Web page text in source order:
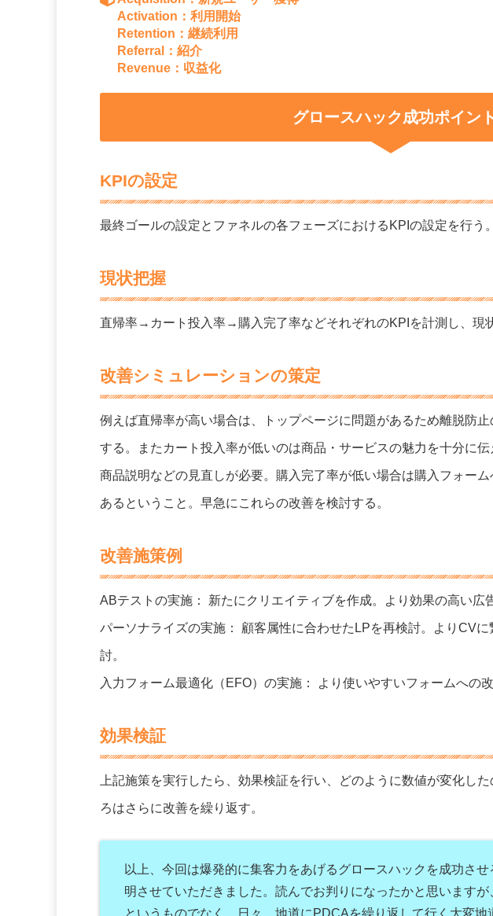
Activation：利用開始
Retention：継続利用
Referral：紹介
Revenue：収益化
グロースハック成功ポイント
KPIの設定
最終ゴールの設定とファネルの各フェーズにおけるKPIの設定を行う。
現状把握
直帰率→カート投入率→購入完了率などそれぞれのKPIを計測し、現
改善シミュレーションの策定
例えば直帰率が高い場合は、トップページに問題があるため離脱防
する。またカート投入率が低いのは商品・サービスの魅力を十分に
商品説明などの見直しが必要。購入完了率が低い場合は購入フォー
あるということ。早急にこれらの改善を検討する。
改善施策例
ABテストの実施： 新たにクリエイティブを作成。より効果の高い広
パーソナライズの実施： 顧客属性に合わせたLPを再検討。よりCV
討。
入力フォーム最適化（EFO）の実施： より使いやすいフォームへの
効果検証
上記施策を実行したら、効果検証を行い、どのように数値が変化し
ろはさらに改善を繰り返す。
以上、今回は爆発的に集客力をあげるグロースハックを成功さ
明させていただきました。読んでお判りになったかと思います
というものでなく、日々、地道にPDCAを繰り返して行く大変地